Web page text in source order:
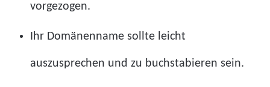
vorgezogen.
Ihr Domänenname sollte leicht
auszusprechen und zu buchstabieren sein.